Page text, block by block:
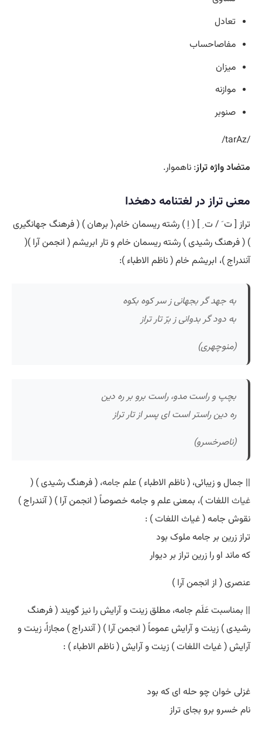
تعادل
مفاصاحساب
میزان
موازنه
صنوبر
/tarAz/
متضاد واژه تراز: ناهموار.
معنی تراز در لغتنامه دهخدا
تراز [ ت َ / ت ِ ] ( اِ ) رشته ریسمان خام،( برهان ) ( فرهنگ جهانگیری
) ( فرهنگ رشیدی ) رشته ریسمان خام و تار ابریشم ( انجمن آرا )(
آنندراج )، ابریشم خام ( ناظم الاطباء ):
به جهد گر بجهانی ز سر کوه بکوه
به دود گر بدوانی ز برّ تار تراز
(منوچهری)
بچپ و راست مدو، راست برو بر ره دین
ره دین راستر است ای پسر از تار تراز
(ناصرخسرو)
|| جمال و زیبائی، ( ناظم الاطباء ) علم جامه، ( فرهنگ رشیدی ) (
غیاث اللغات )، بمعنی علم و جامه خصوصاً ( انجمن آرا ) ( آنندراج )
نقوش جامه ( غیاث اللغات ) :
تراز زرین بر جامه ملوک بود
که ماند او را زرین تراز بر دیوار
عنصری ( از انجمن آرا )
|| بمناسبت عَلَم جامه، مطلق زینت و آرایش را نیز گویند ( فرهنگ
رشیدی ) زینت و آرایش عموماً ( انجمن آرا ) ( آنندراج ) مجازاً، زینت و
آرایش ( غیاث اللغات ) زینت و آرایش ( ناظم الاطباء ) :
غزلی خوان چو حله ای که بود
نام خسرو برو بجای تراز